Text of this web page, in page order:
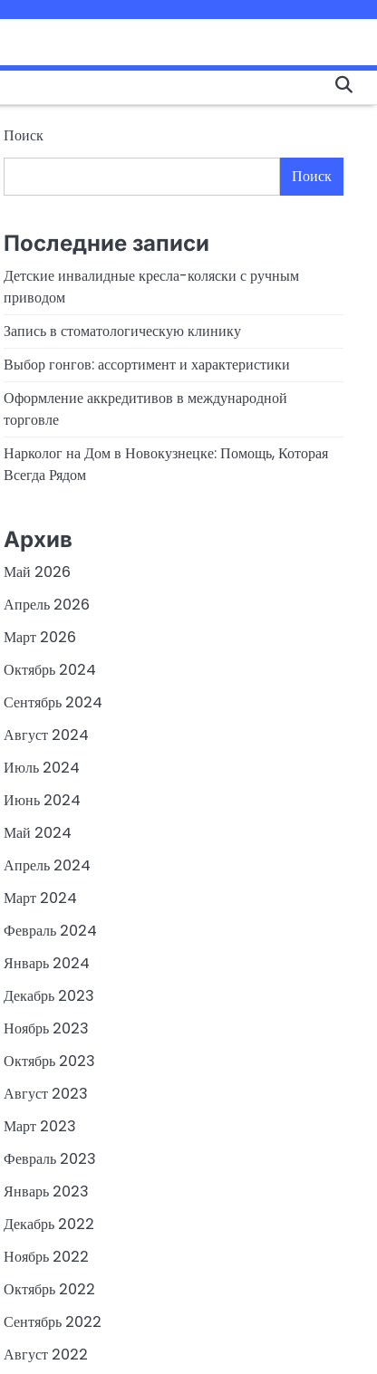
Поиск
Поиск
Последние записи
Детские инвалидные кресла-коляски с ручным
приводом
Запись в стоматологическую клинику
Выбор гонгов: ассортимент и характеристики
Оформление аккредитивов в международной
торговле
Нарколог на Дом в Новокузнецке: Помощь, Которая
Всегда Рядом
Архив
Май 2026
Апрель 2026
Март 2026
Октябрь 2024
Сентябрь 2024
Август 2024
Июль 2024
Июнь 2024
Май 2024
Апрель 2024
Март 2024
Февраль 2024
Январь 2024
Декабрь 2023
Ноябрь 2023
Октябрь 2023
Август 2023
Март 2023
Февраль 2023
Январь 2023
Декабрь 2022
Ноябрь 2022
Октябрь 2022
Сентябрь 2022
Август 2022